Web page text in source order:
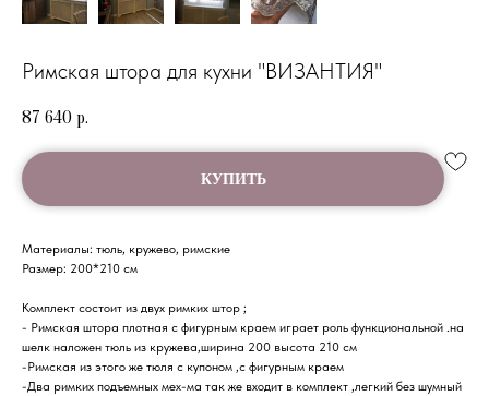
Римская штора для кухни "ВИЗАНТИЯ"
87 640 р.
КУПИТЬ
Материалы: тюль, кружево, римские
Размер: 200*210 см
Комплект состоит из двух римких штор ;
- Римская штора плотная с фигурным краем играет роль функциональной .на
шелк наложен тюль из кружева,ширина 200 высота 210 см
-Римская из этого же тюля с купоном ,с фигурным краем
-Два римких подъемных мех-ма так же входит в комплект ,легкий без шумный